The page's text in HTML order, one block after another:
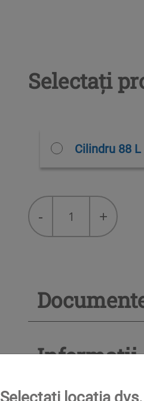
Selectați locația
Selectați
Cilindru 88 L
NovaSpray™
n-
butan/propan
- +
Informații